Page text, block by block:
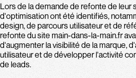
Lors de la demande de refonte de leur
d'optimisation ont été identifiés,
design, de parcours utilisateur et de
refonte du site main-dans-la-main.fr
d'augmenter la visibilité de la marque,
utilisateur et de développer l'activité
de leads.